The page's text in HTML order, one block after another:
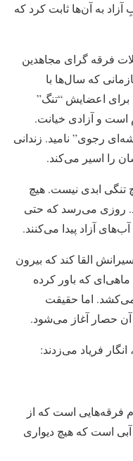
به آن‌ها ثابت کرد که
فرقه گرای‌ مجاهدین
که سال‌ها با
برای اعضایش “تنگ”
است و آزادی خیانت.
رجوی” نامید. زندانی
را اسیر می‌کند.
تنگی ابدی نیست. هیچ
روزی می‌رسد که حتی
آزاد پیدا می‌کنند.
القا کند که بیرون
که باور کرده
اما حقیقت
حصار آغاز می‌شود.
فریاد می‌زدند:
فرقه‌هایی است که از
است که هیچ دیواری